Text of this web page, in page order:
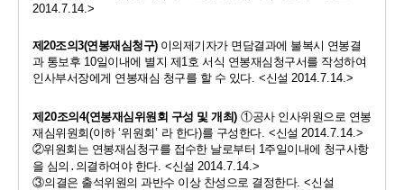
2014.7.14.>
제20조의3(연봉재심청구) 이의제기자가 면담결과에 불복시 연봉결
과 통보후 10일이내에 별지 제1 호 서식 연봉재심청구서를 작성하여
인사부서장에게 연봉재심 청구를 할 수 있다. <신설 2014.7.14.>
제20조의4(연봉재심위원회 구성 및 개최) ①공사 인사위원으로 연봉
재심위원회(이하 ‘위원회’ 라 한다)를 구성한다. <신설 2014.7.14.>
②위원회는 연봉재심청구를 접수한 날로부터 1주일이내에 청구사항
을 심의 ․ 의결하여야 한다. <신설 2014.7.14.>
③의결은 출석위원의 과반수 이상 찬성으로 결정한다. <